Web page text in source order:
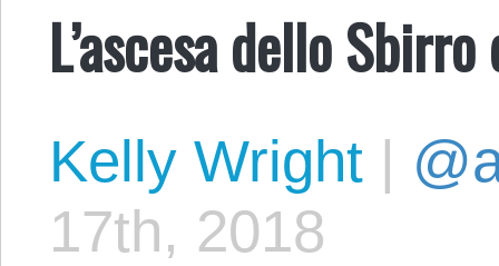
L’ascesa dello
Kelly Wright |
17th, 2018